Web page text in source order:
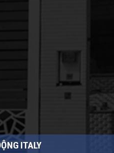
ITALY